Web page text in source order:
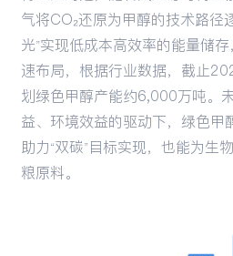
气将CO₂还原为甲醇的技术路径
光”实现低成本高效率的能量储
速布局，根据行业数据，截止
划绿色甲醇产能约6,000万吨。
益、环境效益的驱动下，绿色甲
助力“双碳”目标实现，也能为生
粮原料。